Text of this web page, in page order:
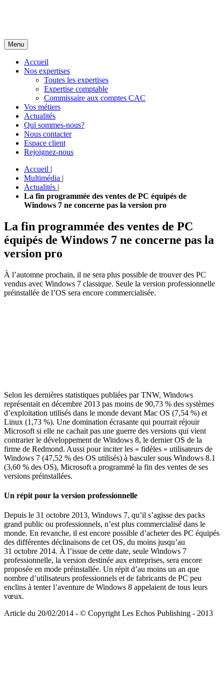
Menu
Accueil
Nos expertises
Toutes les expertises
Expertise comptable
Commissaire aux comptes CAC
Vos métiers
Actualités
Qui sommes-nous?
Nous contacter
Espace client
Rejoignez-nous
Accueil |
Multimédia |
Actualités |
La fin programmée des ventes de PC équipés de
Windows 7 ne concerne pas la version pro
La fin programmée des ventes de PC
équipés de Windows 7 ne concerne pas la
version pro
À l’automne prochain, il ne sera plus possible de trouver des PC
vendus avec Windows 7 classique. Seule la version professionnelle
préinstallée de l’OS sera encore commercialisée.
Selon les dernières statistiques publiées par TNW, Windows
représentait en décembre 2013 pas moins de 90,73 % des systèmes
d’exploitation utilisés dans le monde devant Mac OS (7,54 %) et
Linux (1,73 %). Une domination écrasante qui pourrait réjouir
Microsoft si elle ne cachait pas une guerre des versions qui vient
contrarier le développement de Windows 8, le dernier OS de la
firme de Redmond. Aussi pour inciter les « fidèles » utilisateurs de
Windows 7 (47,52 % des OS utilisés) à basculer sous Windows 8.1
(3,60 % des OS), Microsoft a programmé la fin des ventes de ses
versions préinstallées.
Un répit pour la version professionnelle
Depuis le 31 octobre 2013, Windows 7, qu’il s’agisse des packs
grand public ou professionnels, n’est plus commercialisé dans le
monde. En revanche, il est encore possible d’acheter des PC équipés
des différentes déclinaisons de cet OS, du moins jusqu’au
31 octobre 2014. À l’issue de cette date, seule Windows 7
professionnelle, la version destinée aux entreprises, sera encore
proposée en mode préinstallée. Un répit d’au moins un an que
nombre d’utilisateurs professionnels et de fabricants de PC peu
enclins à tenter l’aventure de Windows 8 appelaient de tous leurs
vœux.
Article du 20/02/2014 - © Copyright Les Echos Publishing - 2013